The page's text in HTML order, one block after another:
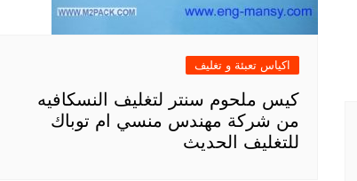
اكياس تعبئة و تغليف
كيس ملحوم سنتر لتغليف النسكافيه
من شركة مهندس منسي ام توباك
للتغليف الحديث